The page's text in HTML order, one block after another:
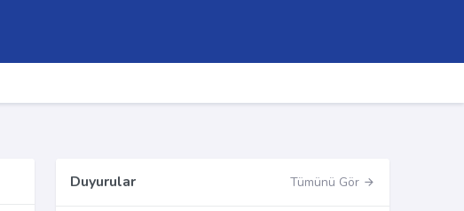
Duyurular Tümünü Gör